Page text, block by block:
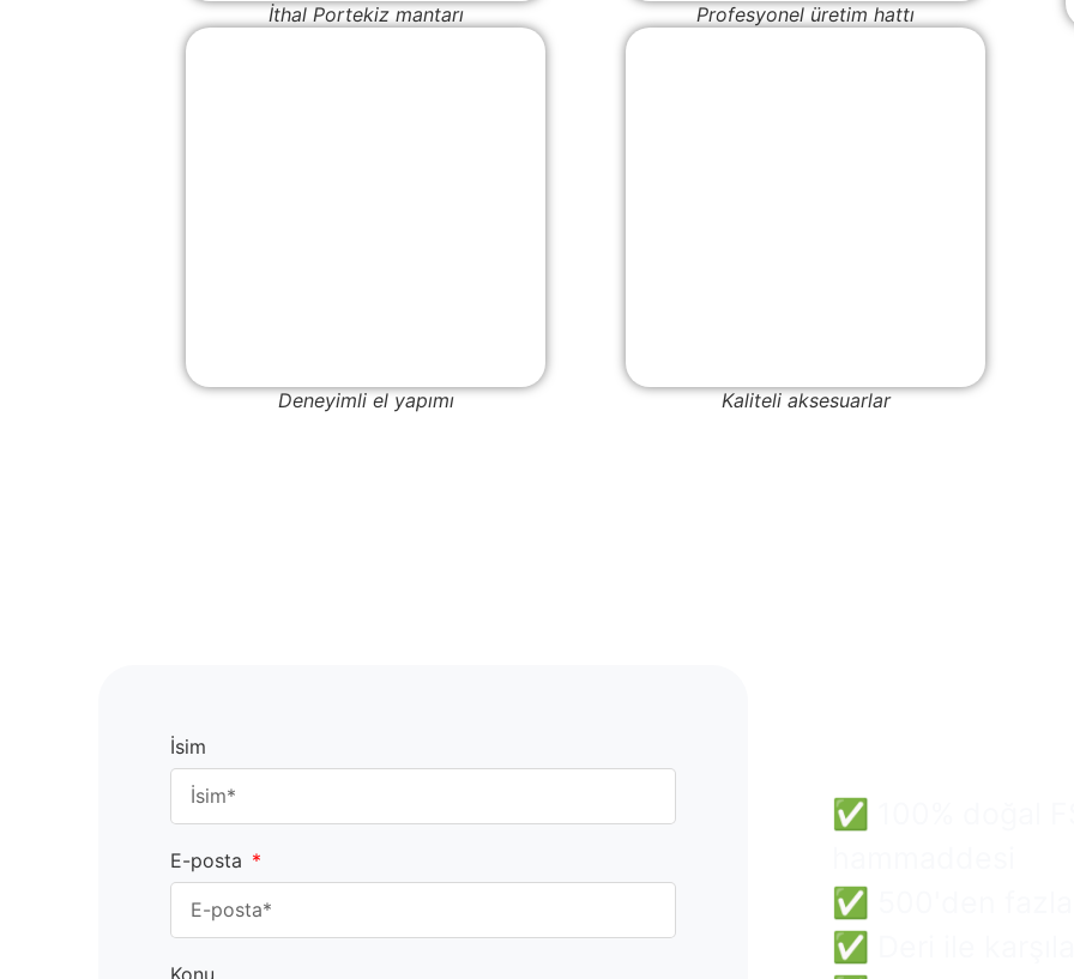
İthal Portekiz mantarı
Deneyimli el yapımı
Profesyonel üretim hattı
Kaliteli aksesuarlar
İsim
E-posta
Konu
✅ 100% doğal
✅ 500'den fazla
✅ Deri ile